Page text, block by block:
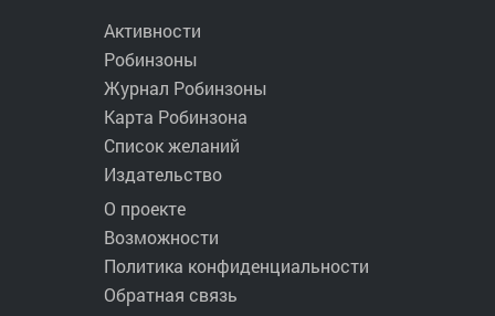
Активности
Робинзоны
Журнал Робинзоны
Карта Робинзона
Список желаний
Издательство
О проекте
Возможности
Политика конфиденциальности
Обратная связь